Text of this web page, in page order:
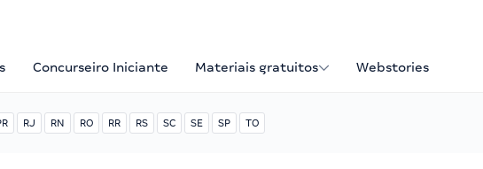
Concurseiro Iniciante Materiais gratuitos Webstories
RJ RN RO RR RS SC SE SP TO